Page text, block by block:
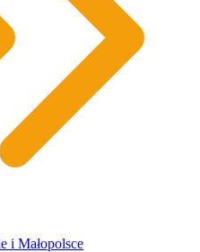
i Małopolsce